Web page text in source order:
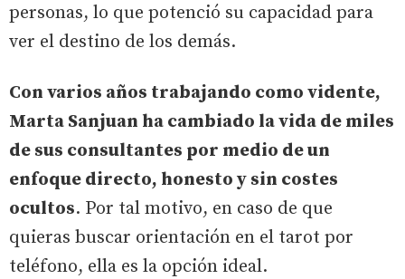
personas, lo que potenció su capacidad para
ver el destino de los demás.
Con varios años trabajando como vidente,
Marta Sanjuan ha cambiado la vida de miles
de sus consultantes por medio de un
enfoque directo, honesto y sin costes
ocultos. Por tal motivo, en caso de que
quieras buscar orientación en el tarot por
teléfono, ella es la opción ideal.